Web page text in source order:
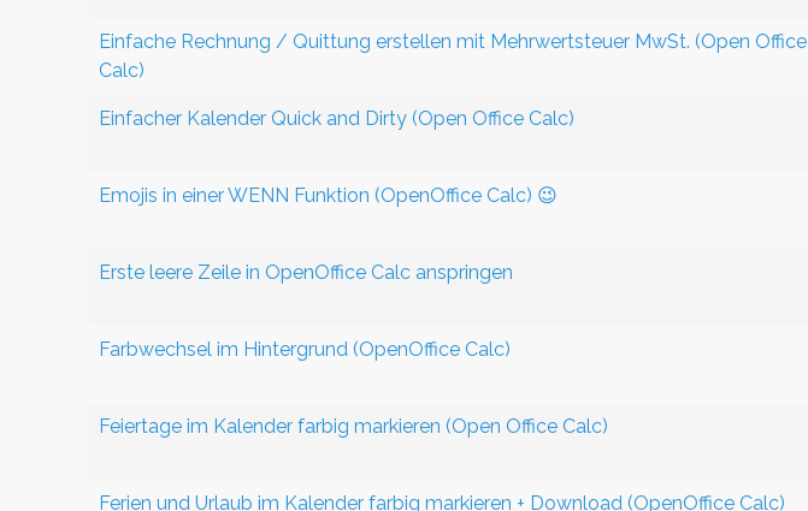
Einfache Rechnung / Quittung erstellen mit Mehrwertsteuer MwSt. (Open Office
Calc)
Einfacher Kalender Quick and Dirty (Open Office Calc)
Emojis in einer WENN Funktion (OpenOffice Calc) 😉
Erste leere Zeile in OpenOffice Calc anspringen
Farbwechsel im Hintergrund (OpenOffice Calc)
Feiertage im Kalender farbig markieren (Open Office Calc)
Ferien und Urlaub im Kalender farbig markieren + Download (OpenOffice Calc)